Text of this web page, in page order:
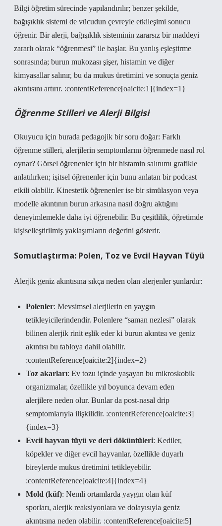
Bilgi öğretim sürecinde yapılandırılır; benzer şekilde,
bağışıklık sistemi de vücudun çevreyle etkileşimi sonucu
öğrenir. Bir alerji, bağışıklık sisteminin zararsız bir maddeyi
zararlı olarak “öğrenmesi” ile başlar. Bu yanlış eşleştirme
sonrasında; burun mukozası şişer, histamin ve diğer
kimyasallar salınır, bu da mukus üretimini ve sonuçta geniz
akıntısını artırır. :contentReference[oaicite:1]{index=1}
Öğrenme Stilleri ve Alerji Bilgisi
Okuyucu için burada pedagojik bir soru doğar: Farklı
öğrenme stilleri, alerjilerin semptomlarını öğrenmede nasıl rol
oynar? Görsel öğrenenler için bir histamin salınımı grafikle
anlatılırken; işitsel öğrenenler için bunu anlatan bir podcast
etkili olabilir. Kinestetik öğrenenler ise bir simülasyon veya
modelle akıntının burun arkasına nasıl doğru aktığını
deneyimlemekle daha iyi öğrenebilir. Bu çeşitlilik, öğretimde
kişiselleştirilmiş yaklaşımların değerini gösterir.
Somutlaştırma: Polen, Toz ve Evcil Hayvan Tüyü
Alerjik geniz akıntısına sıkça neden olan alerjenler şunlardır:
Polenler: Mevsimsel alerjilerin en yaygın
tetikleyicilerindendir. Polenlere “saman nezlesi” olarak
bilinen alerjik rinit eşlik eder ki burun akıntısı ve geniz
akıntısı bu tabloya dahil olabilir.
:contentReference[oaicite:2]{index=2}
Toz akarları: Ev tozu içinde yaşayan bu mikroskobik
organizmalar, özellikle yıl boyunca devam eden
alerjilere neden olur. Bunlar da post‑nasal drip
semptomlarıyla ilişkilidir. :contentReference[oaicite:3]
{index=3}
Evcil hayvan tüyü ve deri döküntüleri: Kediler,
köpekler ve diğer evcil hayvanlar, özellikle duyarlı
bireylerde mukus üretimini tetikleyebilir.
:contentReference[oaicite:4]{index=4}
Mold (küf): Nemli ortamlarda yaygın olan küf
sporları, alerjik reaksiyonlara ve dolayısıyla geniz
akıntısına neden olabilir. :contentReference[oaicite:5]